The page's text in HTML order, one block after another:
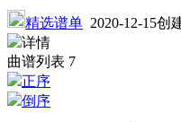
精选谱单 2020-12-15创
详情
曲谱列表 7
正序
倒序